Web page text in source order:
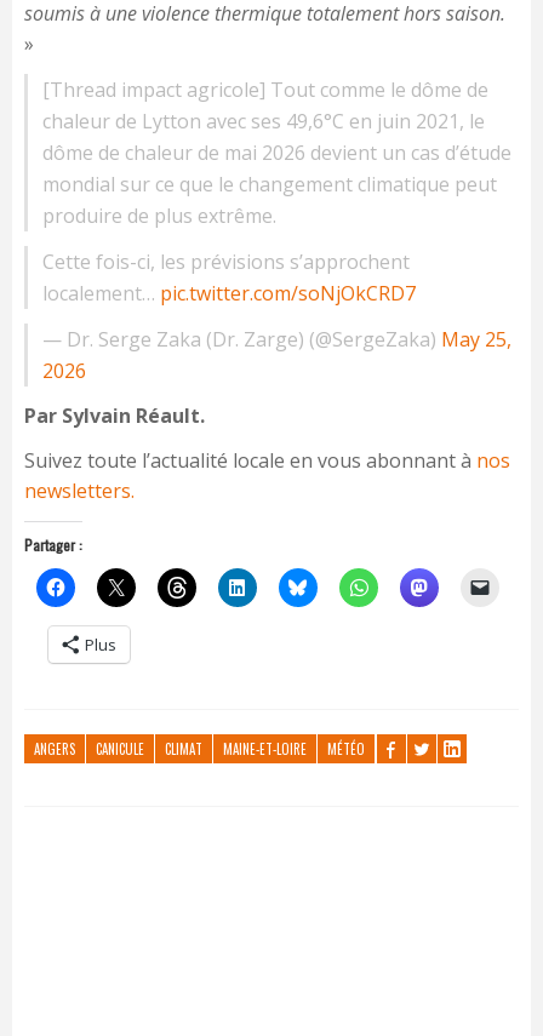
soumis à une violence thermique totalement hors saison.
»
[Thread impact agricole] Tout comme le dôme de
chaleur de Lytton avec ses 49,6°C en juin 2021, le
dôme de chaleur de mai 2026 devient un cas d’étude
mondial sur ce que le changement climatique peut
produire de plus extrême.
Cette fois-ci, les prévisions s’approchent
localement… pic.twitter.com/soNjOkCRD7
— Dr. Serge Zaka (Dr. Zarge) (@SergeZaka) May 25,
2026
Par Sylvain Réault.
Suivez toute l’actualité locale en vous abonnant à nos
newsletters.
Partager :
Plus
ANGERS CANICULE CLIMAT MAINE-ET-LOIRE MÉTÉO